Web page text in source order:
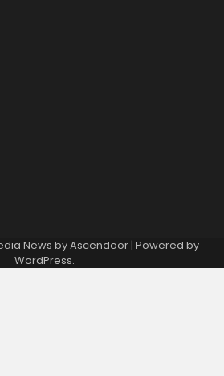
News byAscendoor| Powered by
WordPress.